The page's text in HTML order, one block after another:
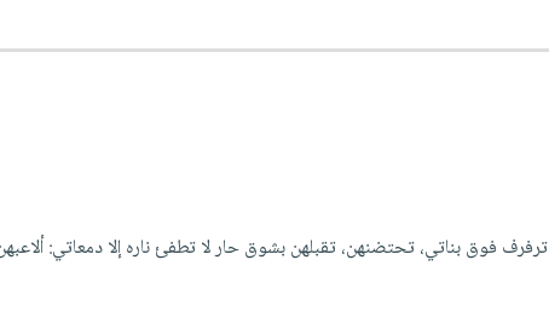
فوق بناتي، تحتضنهن، تقبلهن بشوق حار لا تطفئ ناره إلا دمعاتي: